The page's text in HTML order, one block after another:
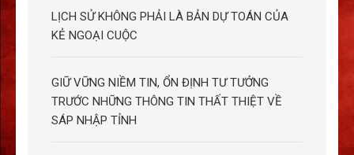
LỊCH SỬ KHÔNG PHẢI LÀ BẢN DỰ TOÁN CỦA
KẺ NGOẠI CUỘC
GIỮ VỮNG NIỀM TIN, ỔN ĐỊNH TƯ TƯỞNG
TRƯỚC NHỮNG THÔNG TIN THẤT THIỆT VỀ
SÁP NHẬP TỈNH